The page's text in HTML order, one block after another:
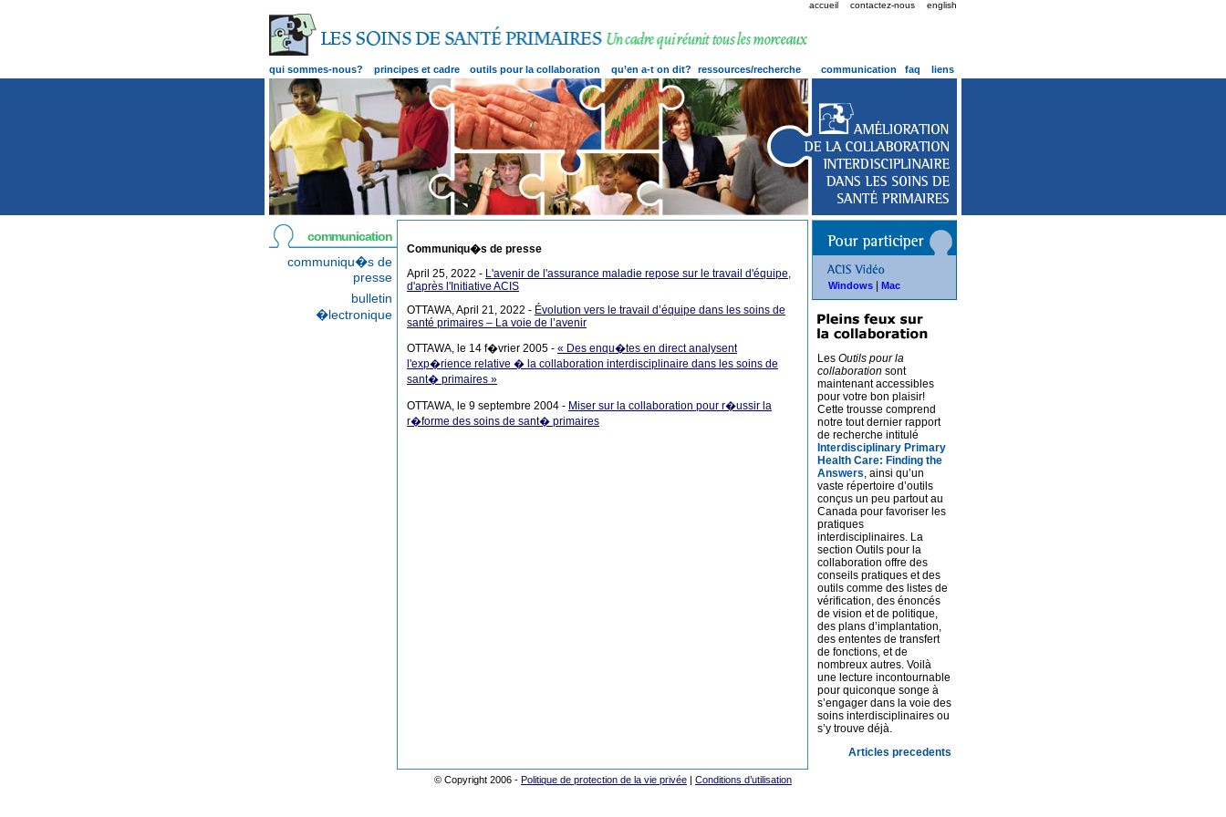
qui sommes-nous? principes et cadre outils pour la collaboration qu’en a-t on dit? ressources/recherche communication faq liens
accueil contactez-nous english
communication
communiqu�s de
presse
bulletin
�lectronique
Communiqu�s de presse
April 25, 2022 - L'avenir de l'assurance maladie repose sur le travail d'équipe,
d'après l'Initiative ACIS
OTTAWA, April 21, 2022 - Évolution vers le travail d’équipe dans les soins de
santé primaires – La voie de l’avenir
OTTAWA, le 14 f�vrier 2005 - « Des enqu�tes en direct analysent
l'exp�rience relative � la collaboration interdisciplinaire dans les soins de
sant� primaires »
OTTAWA, le 9 septembre 2004 - Miser sur la collaboration pour r�ussir la
r�forme des soins de sant� primaires
Windows Mac
Les Outils pour la
collaboration sont
maintenant accessibles
pour votre bon plaisir!
Cette trousse comprend
notre tout dernier rapport
de recherche intitulé
Interdisciplinary Primary
Health Care: Finding the
Answers, ainsi qu’un
vaste répertoire d’outils
conçus un peu partout au
Canada pour favoriser les
pratiques
interdisciplinaires. La
section Outils pour la
collaboration offre des
conseils pratiques et des
outils comme des listes de
vérification, des énoncés
de vision et de politique,
des plans d’implantation,
des ententes de transfert
de fonctions, et de
nombreux autres. Voilà
une lecture incontournable
pour quiconque songe à
s’engager dans la voie des
soins interdisciplinaires ou
s’y trouve déjà.
Articles precedents
© Copyright 2006 - Politique de protection de la vie privée | Conditions d’utilisation